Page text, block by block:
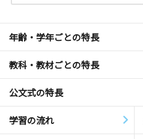
年齢・学年ごとの特長
教科・教材ごとの特長
公文式の特長
学習の流れ